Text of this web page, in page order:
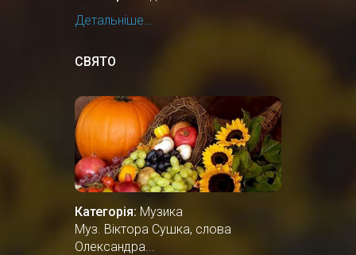
Детальніше...
СВЯТО
Категорія: Музика
Муз. Віктора Сушка, слова
Олександра...